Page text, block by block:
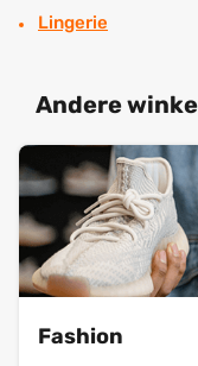
Lingerie
Andere
Fashion